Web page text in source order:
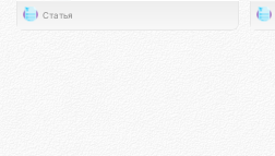
Статья